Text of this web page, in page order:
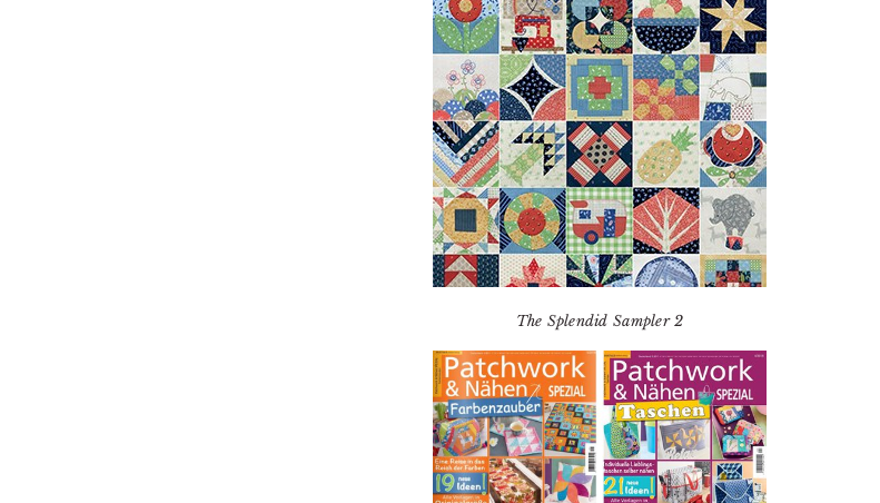
The Splendid Sampler 2